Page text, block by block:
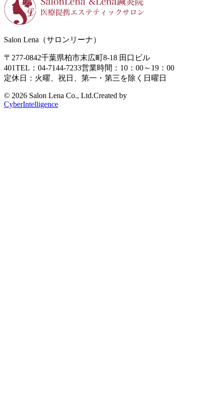
Salon Lena（サロンリーナ）
〒277-0842千葉県柏市末広町8-18 田口ビル
401TEL：04-7144-7233営業時間：10：00～19：00
定休日：火曜、祝日、第一・第三を除く日曜日
© 2026 Salon Lena Co., Ltd.Created by
CyberIntelligence